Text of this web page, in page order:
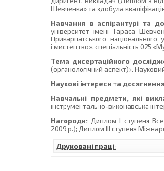
Шевченка» та здобула
Навчання в аспірантурі та
університет імені Тараса
Прикарпатського національного
і мистецтво», спеціальність 025
Тема дисертаційного
(органологічний аспект)».
Наукові інтереси та
Навчальні предмети, які
інструментально-виконавська
Нагороди: Диплом І ступеня
2009 р.); Диплом ІІІ ступеня
Друковані праці: